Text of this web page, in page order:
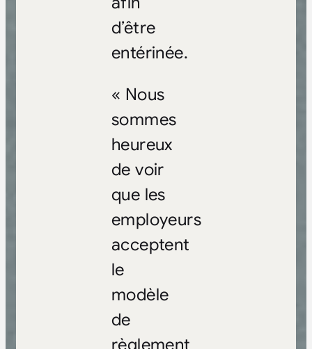
d’être
entérinée.
« Nous
sommes
heureux
de voir
que les
employeurs
acceptent
le
modèle
de
règlement